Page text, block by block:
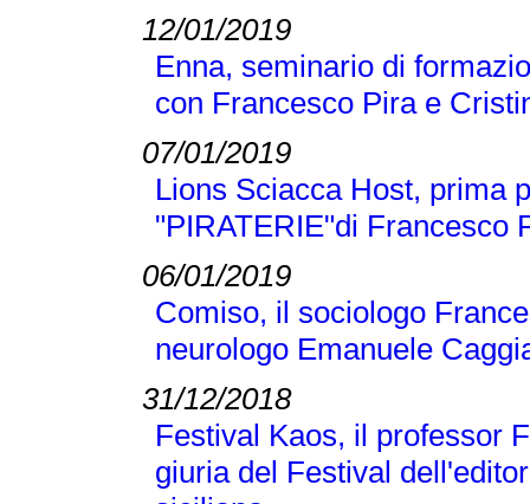
12/01/2019
Enna, seminario di
con Francesco Pira e
07/01/2019
Lions Sciacca Host, prima
"PIRATERIE"di Francesco
06/01/2019
Comiso, il sociologo
neurologo Emanuele
31/12/2018
Festival Kaos, il professor
giuria del Festival